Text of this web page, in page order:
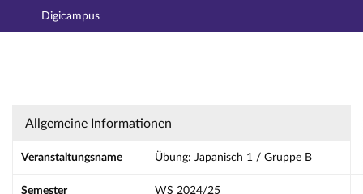
Hauptnavigation
Digicampus
Übung: Japanisch 1 / Gruppe B - Details
Allgemeine Informationen
Veranstaltungsname Übung: Japanisch 1 / Gruppe B
Semester WS 2024/25